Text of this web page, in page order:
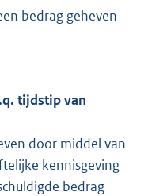
bedrag geheven
tijdstip van
door middel van
kennisgeving
bedrag